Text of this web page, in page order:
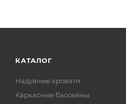
КАТАЛОГ
Надувные кровати
Каркасные бассейны